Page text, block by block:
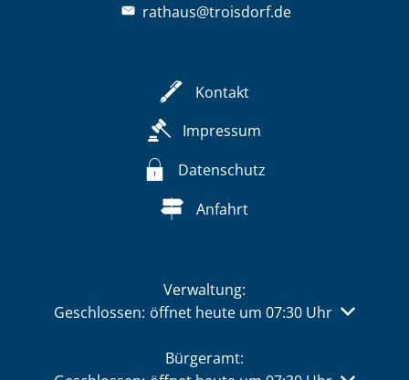
rathaus@troisdorf.de
Kontakt
Impressum
Datenschutz
Anfahrt
Verwaltung:
Klicken, um weitere Öffnungs- oder Schließzeiten
Geschlossen: öffnet heute um 07:30 Uhr
Bürgeramt: